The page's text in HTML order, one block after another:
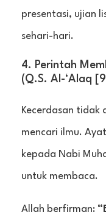
presentasi, ujian
sehari-hari.
4. Perintah
(Q.S. Al-‘Alaq
Kecerdasan tidak
mencari ilmu.
kepada Nabi
untuk membaca.
Allah berfirman: